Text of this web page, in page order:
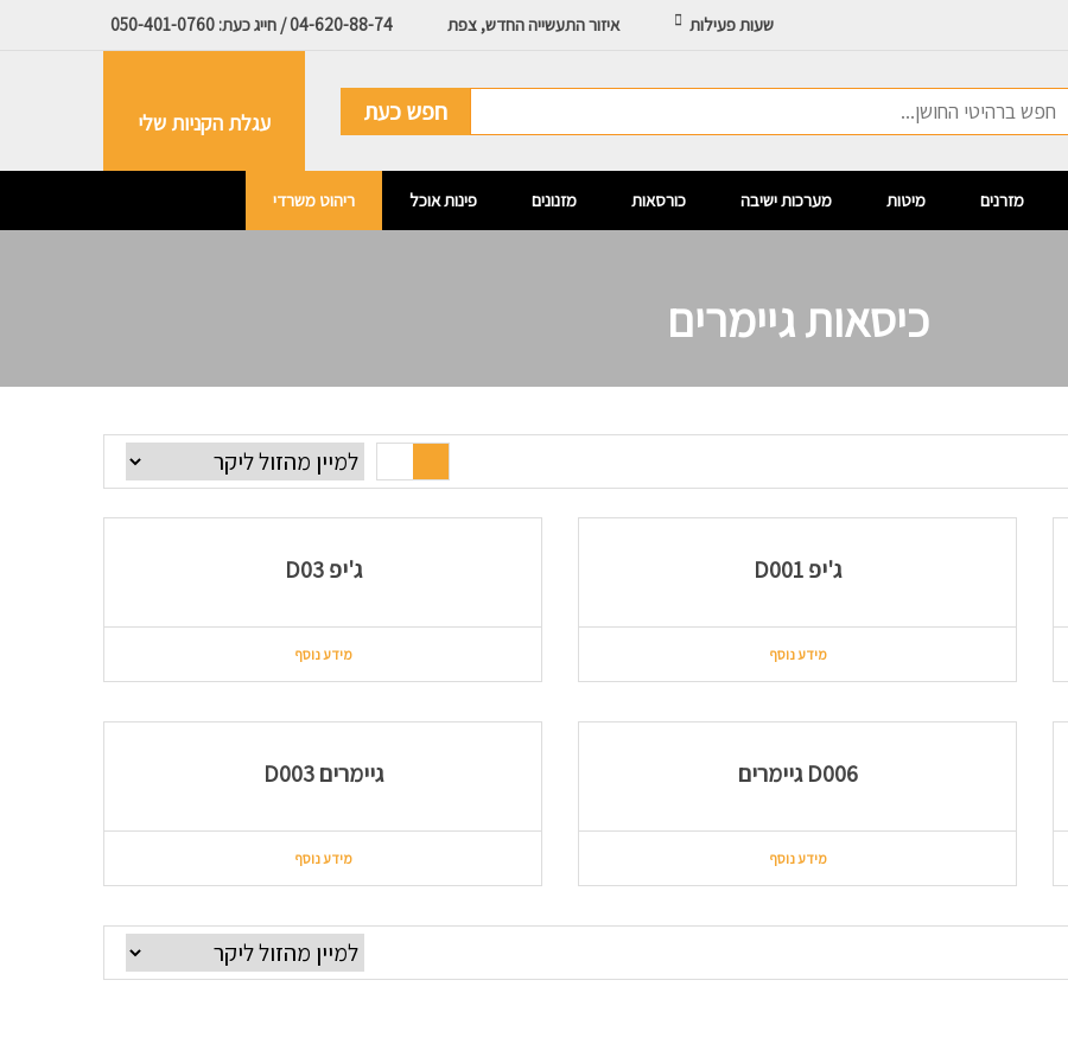
שעות פעילות איזור התעשייה החדש, צפת 04-620-88-74 / חייג כעת: 050-401-0760
חפש כעת עגלת הקניות שלי
מזרנים מיטות מערכות ישיבה כורסאות מזנונים פינות אוכל ריהוט משרדי
כיסאות גיימרים
ג'יפ D001
מידע נוסף
ג'יפ D03
מידע נוסף
D006 גיימרים
מידע נוסף
גיימרים D003
מידע נוסף